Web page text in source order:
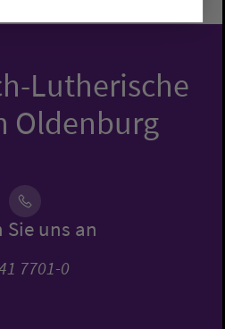
Lutherische
Oldenburg
Sie uns an
7701-0